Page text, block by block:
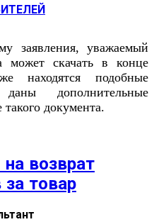
заявления, уважаемый
может скачать в конце
находятся подобные
дополнительные
документа.
возврат
товар